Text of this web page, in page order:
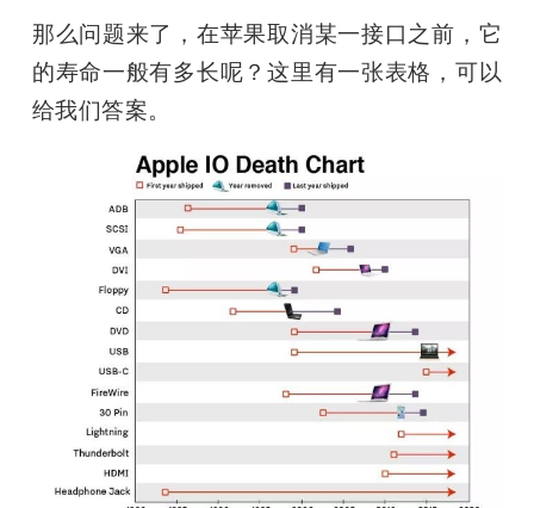
那么问题来了，在苹果取消某一接口之前，它
的寿命一般有多长呢？这里有一张表格，可以
给我们答案。